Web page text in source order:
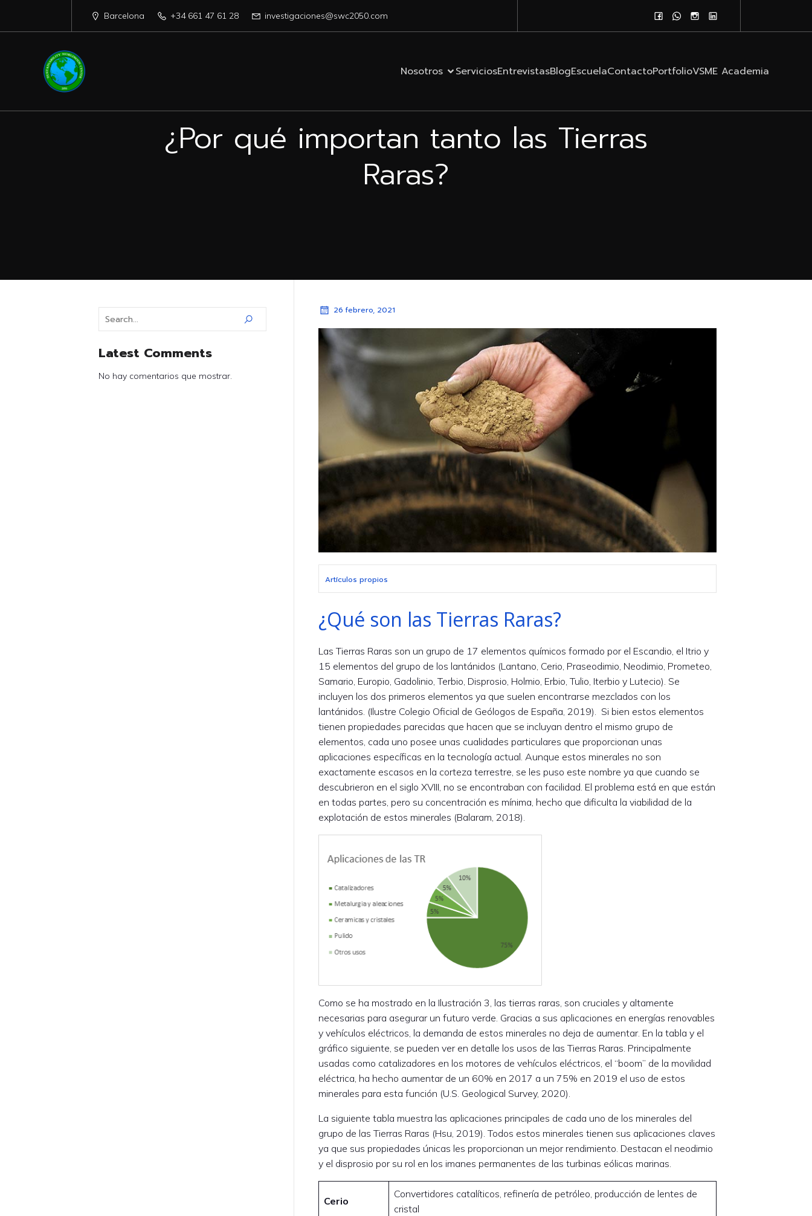
Barcelona +34 661 47 61 28 investigaciones@swc2050.com
Nosotros ServiciosEntrevistasBlogEscuelaContactoPortfolioVSME Academia
¿Por qué importan tanto las Tierras
Raras?
Latest Comments
No hay comentarios que mostrar.
26 febrero, 2021
Artículos propios
¿Qué son las Tierras Raras?
Las Tierras Raras son un grupo de 17 elementos químicos formado por el Escandio, el Itrio y
15 elementos del grupo de los lantánidos (Lantano, Cerio, Praseodimio, Neodimio, Prometeo,
Samario, Europio, Gadolinio, Terbio, Disprosio, Holmio, Erbio, Tulio, Iterbio y Lutecio). Se
incluyen los dos primeros elementos ya que suelen encontrarse mezclados con los
lantánidos. (Ilustre Colegio Oficial de Geólogos de España, 2019). Si bien estos elementos
tienen propiedades parecidas que hacen que se incluyan dentro el mismo grupo de
elementos, cada uno posee unas cualidades particulares que proporcionan unas
aplicaciones específicas en la tecnología actual. Aunque estos minerales no son
exactamente escasos en la corteza terrestre, se les puso este nombre ya que cuando se
descubrieron en el siglo XVIII, no se encontraban con facilidad. El problema está en que están
en todas partes, pero su concentración es mínima, hecho que dificulta la viabilidad de la
explotación de estos minerales (Balaram, 2018).
Como se ha mostrado en la Ilustración 3, las tierras raras, son cruciales y altamente
necesarias para asegurar un futuro verde. Gracias a sus aplicaciones en energías renovables
y vehículos eléctricos, la demanda de estos minerales no deja de aumentar. En la tabla y el
gráfico siguiente, se pueden ver en detalle los usos de las Tierras Raras. Principalmente
usadas como catalizadores en los motores de vehículos eléctricos, el “boom” de la movilidad
eléctrica, ha hecho aumentar de un 60% en 2017 a un 75% en 2019 el uso de estos
minerales para esta función (U.S. Geological Survey, 2020).
La siguiente tabla muestra las aplicaciones principales de cada uno de los minerales del
grupo de las Tierras Raras (Hsu, 2019). Todos estos minerales tienen sus aplicaciones claves
ya que sus propiedades únicas les proporcionan un mejor rendimiento. Destacan el neodimio
y el disprosio por su rol en los imanes permanentes de las turbinas eólicas marinas.
Cerio
Convertidores catalíticos, refinería de petróleo, producción de lentes de
cristal